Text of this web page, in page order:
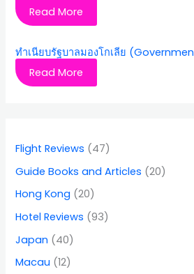
Read More
ทำเนียบรัฐบาลมองโกเลีย
Read More
Flight Reviews (47)
Guide Books and Articles (20)
Hong Kong (20)
Hotel Reviews (93)
Japan (40)
Macau (12)